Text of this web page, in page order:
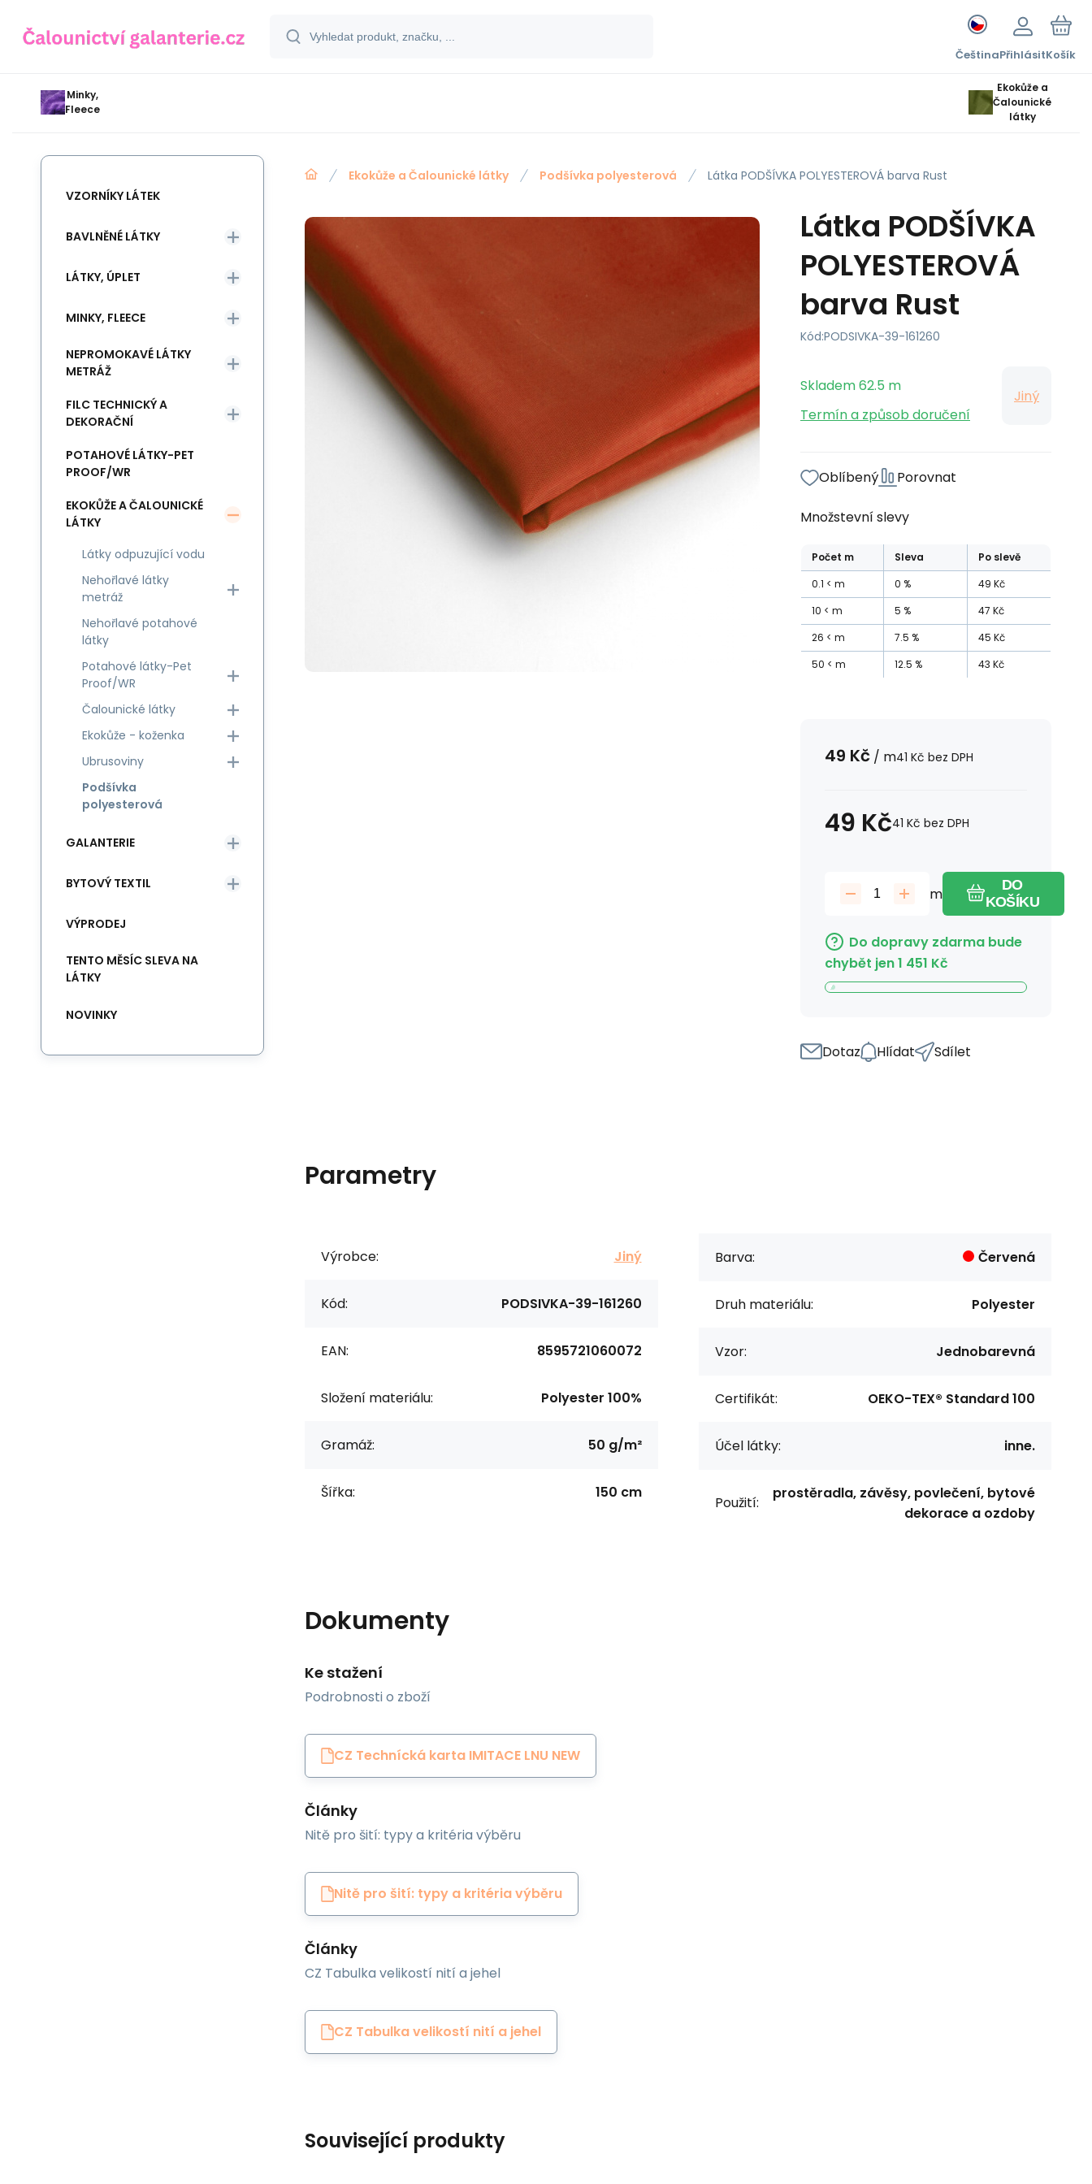
ČeštinaPřihlásitKošík
Minky,
Fleece
Ekokůže a
Čalounické
látky
Ekokůže a Čalounické látky Podšívka polyesterová Látka PODŠÍVKA POLYESTEROVÁ barva Rust
Látka PODŠÍVKA
POLYESTEROVÁ
barva Rust
Kód:PODSIVKA-39-161260
Skladem62.5 m
Termín a způsob doručení
Jiný
Oblíbený Porovnat
Množstevní slevy
Počet m Sleva
Po slevě
0.1
m 0 % 49 Kč
10
m 5 % 47 Kč
26
m 7.5 % 45 Kč
50
m 12.5 % 43 Kč
49 Kč / m41 Kč bez DPH
49 Kč41 Kč bez DPH
m
DO
KOŠÍKU
Do dopravy zdarma bude
chybět jen1 451 Kč
Dotaz Hlídat Sdílet
Parametry
Výrobce: Jiný
Kód: PODSIVKA-39-161260
EAN: 8595721060072
Složení materiálu: Polyester 100%
Gramáž: 50 g/m²
Šířka: 150 cm
Barva: Červená
Druh materiálu: Polyester
Vzor: Jednobarevná
Certifikát: OEKO-TEX® Standard 100
Účel látky: inne.
Použití:
prostěradla, závěsy, povlečení, bytové
dekorace a ozdoby
Dokumenty
Ke stažení
Podrobnosti o zboží
CZ Technícká karta IMITACE LNU NEW
Články
Nitě pro šití: typy a kritéria výběru
Nitě pro šití: typy a kritéria výběru
Články
CZ Tabulka velikostí nití a jehel
CZ Tabulka velikostí nití a jehel
Související produkty
VZORNÍKY LÁTEK
BAVLNĚNÉ LÁTKY
LÁTKY, ÚPLET
MINKY, FLEECE
NEPROMOKAVÉ LÁTKY
METRÁŽ
FILC TECHNICKÝ A
DEKORAČNÍ
POTAHOVÉ LÁTKY-PET
PROOF/WR
EKOKŮŽE A ČALOUNICKÉ
LÁTKY
Látky odpuzující vodu
Nehořlavé látky
metráž
Nehořlavé potahové
látky
Potahové látky-Pet
Proof/WR
Čalounické látky
Ekokůže - koženka
Ubrusoviny
Podšívka
polyesterová
GALANTERIE
BYTOVÝ TEXTIL
VÝPRODEJ
TENTO MĚSÍC SLEVA NA
LÁTKY
NOVINKY